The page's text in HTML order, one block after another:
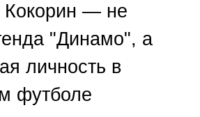
Кокорин — не
"Динамо", а
личность в
футболе